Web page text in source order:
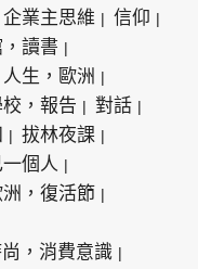
企業主思維
信仰
讀書
生，歐洲
，報告
對話
拔林夜課
個人
洲，復活節
，消費意識